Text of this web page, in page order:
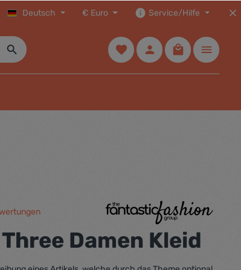
Deutsch € Euro Service/Hilfe
Damen Kleid